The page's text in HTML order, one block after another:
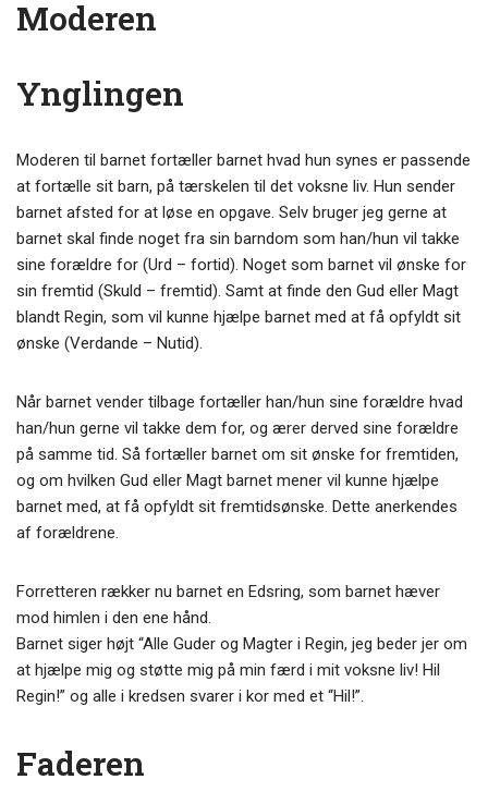
Moderen
Ynglingen
Moderen til barnet fortæller barnet hvad hun synes er passende
at fortælle sit barn, på tærskelen til det voksne liv. Hun sender
barnet afsted for at løse en opgave. Selv bruger jeg gerne at
barnet skal finde noget fra sin barndom som han/hun vil takke
sine forældre for (Urd – fortid). Noget som barnet vil ønske for
sin fremtid (Skuld – fremtid). Samt at finde den Gud eller Magt
blandt Regin, som vil kunne hjælpe barnet med at få opfyldt sit
ønske (Verdande – Nutid).
Når barnet vender tilbage fortæller han/hun sine forældre hvad
han/hun gerne vil takke dem for, og ærer derved sine forældre
på samme tid. Så fortæller barnet om sit ønske for fremtiden,
og om hvilken Gud eller Magt barnet mener vil kunne hjælpe
barnet med, at få opfyldt sit fremtidsønske. Dette anerkendes
af forældrene.
Forretteren rækker nu barnet en Edsring, som barnet hæver
mod himlen i den ene hånd.
Barnet siger højt “Alle Guder og Magter i Regin, jeg beder jer om
at hjælpe mig og støtte mig på min færd i mit voksne liv! Hil
Regin!” og alle i kredsen svarer i kor med et “Hil!”.
Faderen